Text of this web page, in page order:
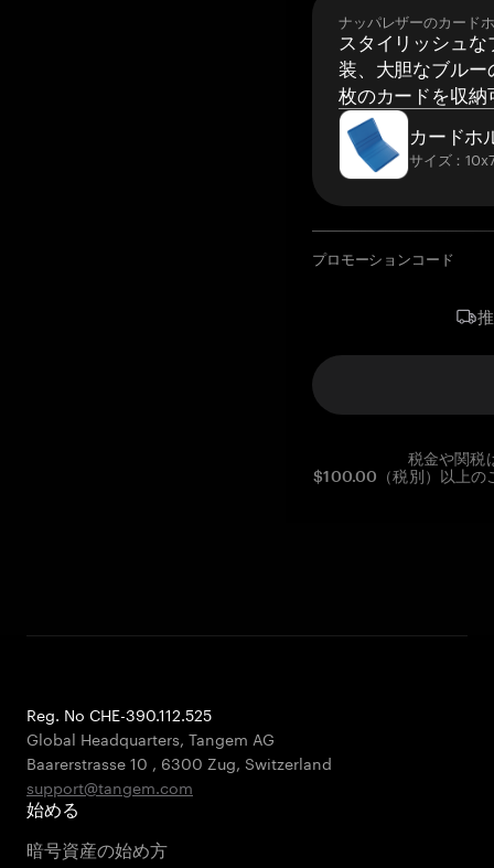
ナッパレザーのカード
スタイリッシュ
装、大胆なブルー
枚のカードを収納
カードホ
サイズ：
プロモーションコード
税金や関税
$100.00（税別）以上の
Reg. No CHE-390.112.525
Global Headquarters, Tangem AG
Baarerstrasse 10 , 6300 Zug, Switzerland
support@tangem.com
始める
暗号資産の始め方